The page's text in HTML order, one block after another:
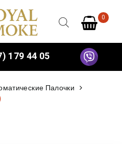
0
179 44 05
Палочки